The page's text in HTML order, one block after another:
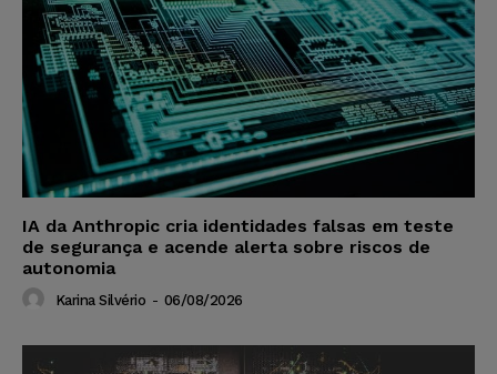
IA da Anthropic cria identidades falsas em teste
de segurança e acende alerta sobre riscos de
autonomia
Karina Silvério - 06/08/2026